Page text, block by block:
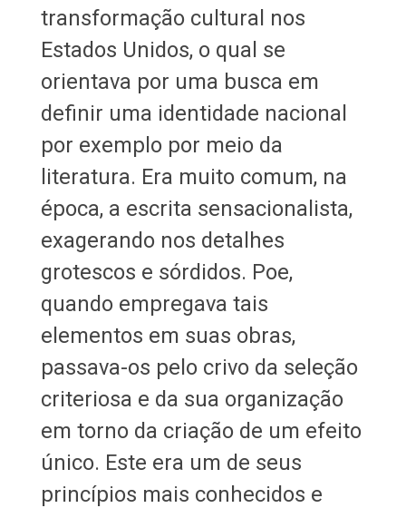
transformação cultural nos
Estados Unidos, o qual se
orientava por uma busca em
definir uma identidade nacional
por exemplo por meio da
literatura. Era muito comum, na
época, a escrita sensacionalista,
exagerando nos detalhes
grotescos e sórdidos. Poe,
quando empregava tais
elementos em suas obras,
passava-os pelo crivo da seleção
criteriosa e da sua organização
em torno da criação de um efeito
único. Este era um de seus
princípios mais conhecidos e